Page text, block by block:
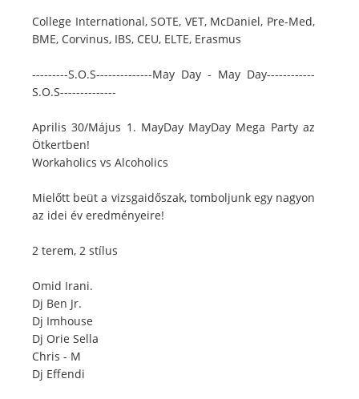
College International, SOTE, VET, McDaniel, Pre-Med,
BME, Corvinus, IBS, CEU, ELTE, Erasmus
---------S.O.S--------------May Day - May Day------------
S.O.S--------------
Aprilis 30/Május 1. MayDay MayDay Mega Party az
Ötkertben!
Workaholics vs Alcoholics
Mielőtt beüt a vizsgaidőszak, tomboljunk egy nagyon
az idei év eredményeire!
2 terem, 2 stílus
Omid Irani.
Dj Ben Jr.
Dj Imhouse
Dj Orie Sella
Chris - M
Dj Effendi